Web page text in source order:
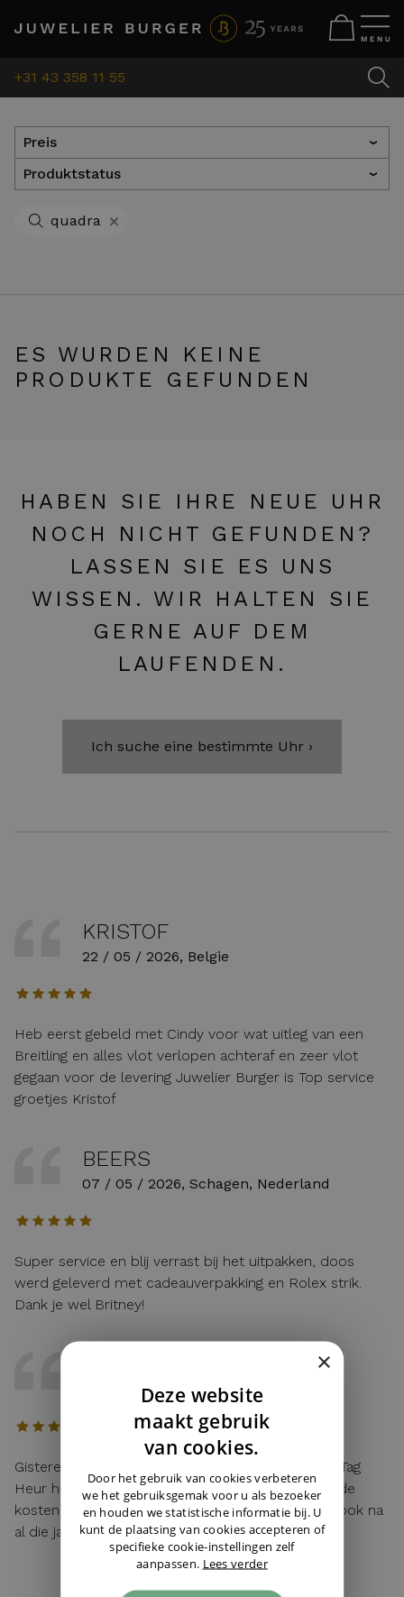
+31 43 358 11 55
Preis ›
Produktstatus ›
quadra +
ES WURDEN KEINE
PRODUKTE GEFUNDEN
HABEN SIE IHRE NEUE UHR
NOCH NICHT GEFUNDEN?
LASSEN SIE ES UNS
WISSEN. WIR HALTEN SIE
GERNE AUF DEM
LAUFENDEN.
Ich suche eine bestimmte Uhr ›
KRISTOF
22 / 05 / 2026, Belgie
Heb eerst gebeld met Cindy voor wat uitleg van een
Breitling en alles vlot verlopen achteraf en zeer vlot
gegaan voor de levering Juwelier Burger is Top service
groetjes Kristof
BEERS
07 / 05 / 2026, Schagen, Nederland
Super service en blij verrast bij het uitpakken, doos
werd geleverd met cadeauverpakking en Rolex strik.
Dank je wel Britney!
12 / 04 / 2026, Maastricht, Nederland
Gisteren mijn lege batterij van mijn hier gekochte Tag
Heur horloge laten vervangen. Toen ik vroeg wat de
kosten waren: "service van de zaak!". Top service ook na
al die jaren!
GERMAN
×
Deze website
maakt gebruik
van cookies.
Door het gebruik van cookies verbeteren
we het gebruiksgemak voor u als bezoeker
en houden we statistische informatie bij. U
kunt de plaatsing van cookies accepteren of
specifieke cookie-instellingen zelf
aanpassen. Lees verder